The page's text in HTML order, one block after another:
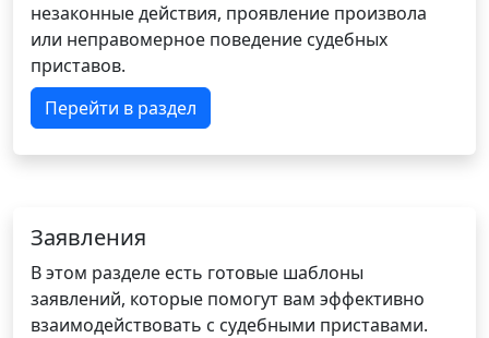
незаконные действия, проявление произвола
или неправомерное поведение судебных
приставов.
Перейти в раздел
Заявления
В этом разделе есть готовые шаблоны
заявлений, которые помогут вам эффективно
взаимодействовать с судебными приставами.